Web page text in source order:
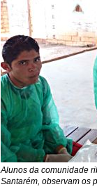
Alunos da comunidade
Santarém, observam os